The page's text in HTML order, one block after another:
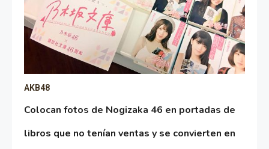
AKB48
Colocan fotos de Nogizaka 46 en portadas de
libros que no tenían ventas y se convierten en